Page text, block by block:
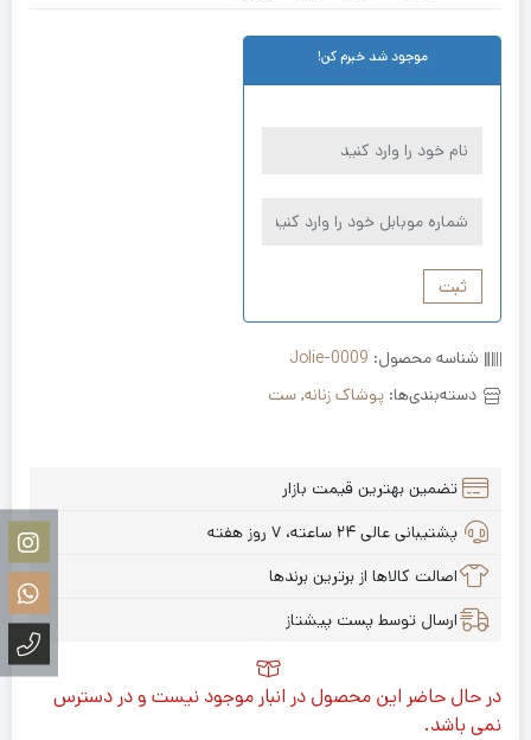
موجود شد خبرم کن!
ثبت
شناسه محصول: Jolie-0009
دسته‌بندی‌ها: پوشاک زنانه, ست
تضمین بهترین قیمت بازار
پشتیبانی عالی ۲۴ ساعته، ۷ روز هفته
اصالت کالاها از برترین برندها
ارسال توسط پست پیشتاز
در حال حاضر این محصول در انبار موجود نیست و در دسترس
نمی باشد.